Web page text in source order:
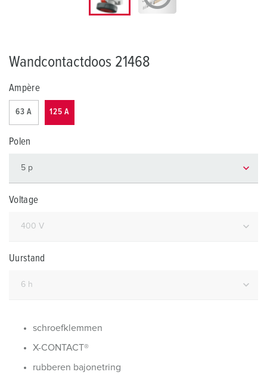
Wandcontactdoos 21468
Ampère
63 A 125 A
Polen
Voltage
Uurstand
schroefklemmen
X-CONTACT®
rubberen bajonetring